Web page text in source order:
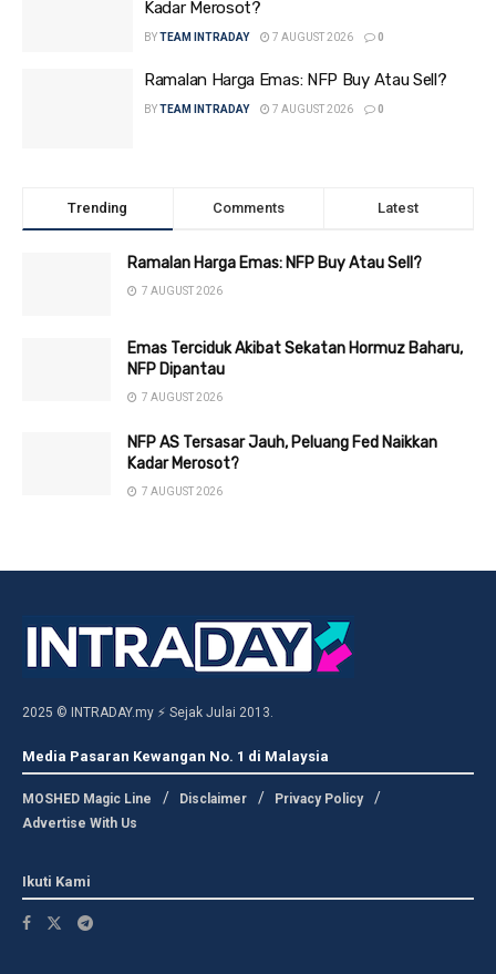
Kadar Merosot?
BYTEAM INTRADAY 7 AUGUST 2026 0
Ramalan Harga Emas: NFP Buy Atau Sell?
BYTEAM INTRADAY 7 AUGUST 2026 0
Trending Comments Latest
Ramalan Harga Emas: NFP Buy Atau Sell?
7 AUGUST 2026
Emas Terciduk Akibat Sekatan Hormuz Baharu,
NFP Dipantau
7 AUGUST 2026
NFP AS Tersasar Jauh, Peluang Fed Naikkan
Kadar Merosot?
7 AUGUST 2026
2025 © INTRADAY.my ⚡ Sejak Julai 2013.
Media Pasaran Kewangan No. 1 di Malaysia
MOSHED Magic Line Disclaimer
Privacy Policy
Advertise With Us
Ikuti Kami